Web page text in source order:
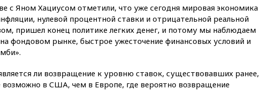
вчера, 21:15 Путин обсудил с
Машковым 150-летие Союза
театральных деятелей
вчера, 20:47 Newsweek:
«взрывная» диарея охватила
вчера, 20:35 ПВО за 12 часов
сбила 200 украинских
беспилотников
с Яном Хациусом отметили, что уже сегодня мировая экономика
нулевой процентной ставки и отрицательной реальной
пришел конец политике легких денег, и потому мы наблюдаем
фондовом рынке, быстрое ужесточение финансовых условий и
ли возвращение к уровню ставок, существовавших ранее,
возможно в США, чем в Европе, где вероятно возвращение